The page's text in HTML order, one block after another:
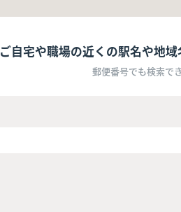
ご自宅や職場の近くの駅名や地
郵便番号でも検索で